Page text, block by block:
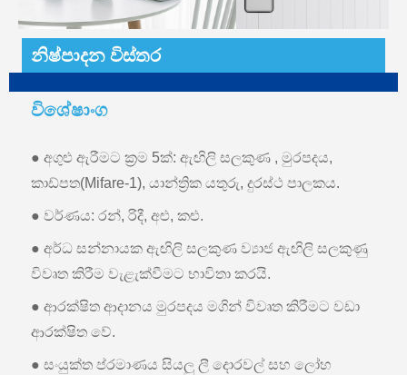
නිෂ්පාදන විස්තර
විශේෂාංග
● අගුළු ඇරීමට ක්‍රම 5ක්: ඇඟිලි සලකුණ , මුරපදය,
කාඩ්පත(Mifare-1), යාන්ත්‍රික යතුරු, දුරස්ථ පාලකය.
● වර්ණය: රන්, රිදී, අළු, කළු.
● අර්ධ සන්නායක ඇඟිලි සලකුණ ව්‍යාජ ඇඟිලි සලකුණු
විවෘත කිරීම වැළැක්වීමට භාවිතා කරයි.
● ආරක්ෂිත ආදානය මුරපදය මගින් විවෘත කිරීමට වඩා
ආරක්ෂිත වේ.
● සංයුක්ත ප්රමාණය සියලු ලී දොරවල් සහ ලෝහ